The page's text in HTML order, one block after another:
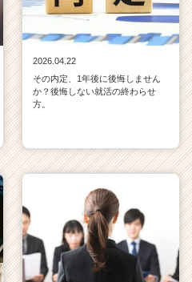
2026.04.22
その内定、1年後に後悔しません
か？後悔しない就活の終わらせ
方。